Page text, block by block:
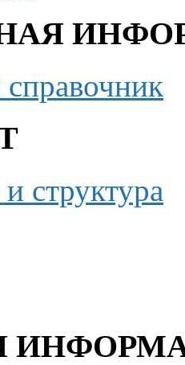
структура